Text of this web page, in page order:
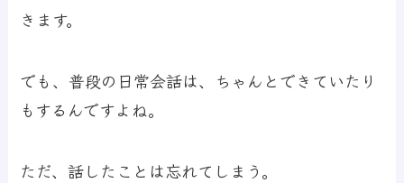
きます。
でも、普段の日常会話は、ちゃんとできていたり
もするんですよね。
ただ、話したことは忘れてしまう。